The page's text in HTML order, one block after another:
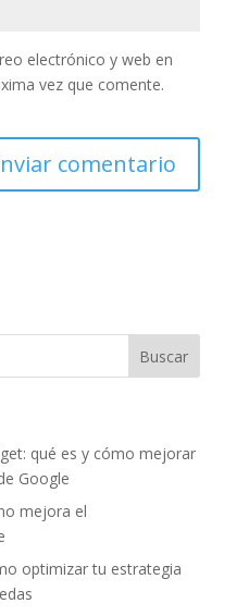
electrónico y web en
vez que comente.
qué es y cómo mejorar
Google
mejora el
optimizar tu estrategia